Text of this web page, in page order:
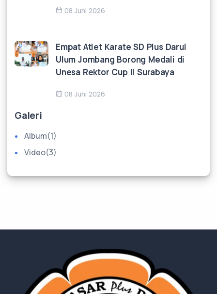
08 Juni 2026
Empat Atlet Karate SD Plus Darul
Ulum Jombang Borong Medali di
Unesa Rektor Cup II Surabaya
08 Juni 2026
Galeri
Album(1)
Video(3)